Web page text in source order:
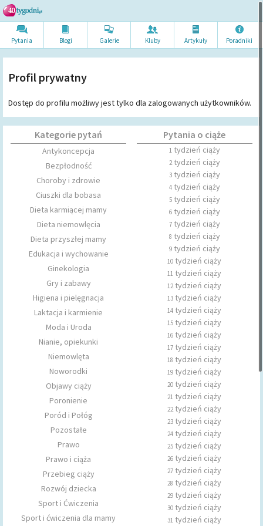
Pytania Blogi Galerie Kluby Artykuły Poradniki
Profil prywatny
Dostęp do profilu możliwy jest tylko dla zalogowanych użytkowników.
Kategorie pytań
Antykoncepcja
Bezpłodność
Choroby i zdrowie
Ciuszki dla bobasa
Dieta karmiącej mamy
Dieta niemowlęcia
Dieta przyszłej mamy
Edukacja i wychowanie
Ginekologia
Gry i zabawy
Higiena i pielęgnacja
Laktacja i karmienie
Moda i Uroda
Nianie, opiekunki
Niemowlęta
Noworodki
Objawy ciąży
Poronienie
Poród i Połóg
Pozostałe
Prawo
Prawo i ciąża
Przebieg ciąży
Rozwój dziecka
Sport i Ćwiczenia
Sport i ćwiczenia dla mamy
Pytania o ciąże
1tydzień ciąży
2tydzień ciąży
3tydzień ciąży
4tydzień ciąży
5tydzień ciąży
6tydzień ciąży
7tydzień ciąży
8 tydzień ciąży
9tydzień ciąży
10 tydzień ciąży
11 tydzień ciąży
12tydzień ciąży
13 tydzień ciąży
14 tydzień ciąży
15 tydzień ciąży
16 tydzień ciąży
17 tydzień ciąży
18 tydzień ciąży
19 tydzień ciąży
20 tydzień ciąży
21 tydzień ciąży
22tydzień ciąży
23 tydzień ciąży
24 tydzień ciąży
25 tydzień ciąży
26 tydzień ciąży
27 tydzień ciąży
28 tydzień ciąży
29 tydzień ciąży
30 tydzień ciąży
31 tydzień ciąży